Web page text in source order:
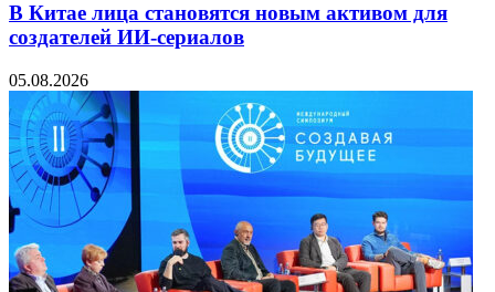
В Китае лица становятся новым активом для
создателей ИИ-сериалов
05.08.2026